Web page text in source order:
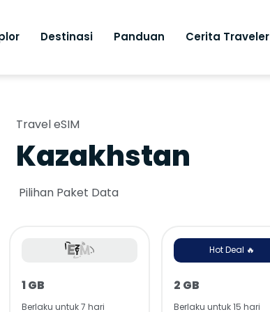
Destinasi Panduan Cerita Traveler
Travel eSIM
Kazakhstan
Pilihan Paket Data
1 GB
Berlaku untuk 7 hari
Hot Deal 🔥
2 GB
Berlaku untuk 15 hari